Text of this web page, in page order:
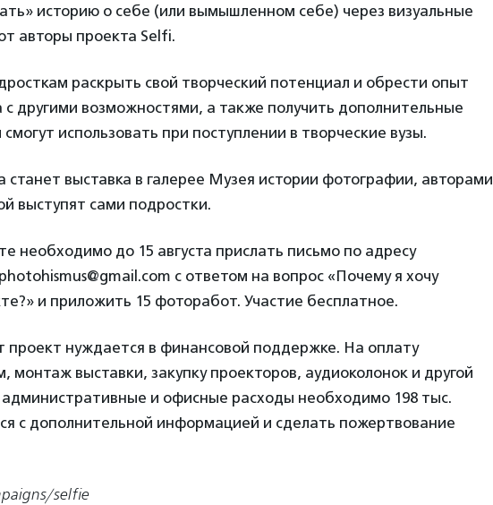
историю о себе (или вымышленном себе) через визуальные
авторы проекта Selfi.
раскрыть свой творческий потенциал и обрести опыт
с другими возможностями, а также получить дополнительные
использовать при поступлении в творческие вузы.
станет выставка в галерее Музея истории фотографии, авторами
выступят сами подростки.
необходимо до 15 августа прислать письмо по адресу
с ответом на вопрос «Почему я хочу
и приложить 15 фоторабот. Участие бесплатное.
проект нуждается в финансовой поддержке. На оплату
монтаж выставки, закупку проекторов, аудиоколонок и другой
и офисные расходы необходимо 198 тыс.
с дополнительной информацией и сделать пожертвование
selfie